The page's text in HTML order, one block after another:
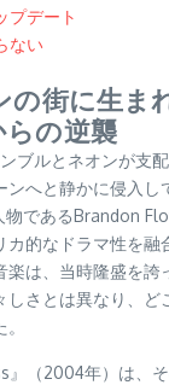
プデート
ない
の街に生
の逆襲
ブルとネオンが支
へと静かに侵入し
であるBrandon
カ的なドラマ性を融
楽は、当時隆盛を誇
しさとは異なり、ど
』（2004年）は、